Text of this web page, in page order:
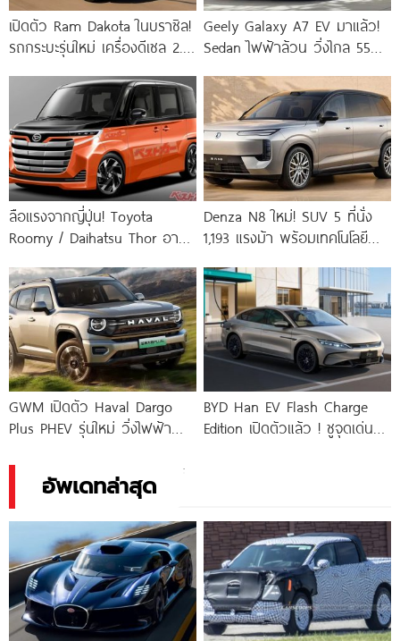
เปิดตัว Ram Dakota ในบราซิล!
รถกระบะรุ่นใหม่ เครื่องดีเซล 2.2
Geely Galaxy A7 EV มาแล้ว!
Sedan ไฟฟ้าล้วน วิ่งไกล 550
ลือแรงจากญี่ปุ่น! Toyota
Roomy / Daihatsu Thor อาจ
ครั้งแรก ภายในปี 2026
Denza N8 ใหม่! SUV 5 ที่นั่ง
1,193 แรงม้า พร้อมเทคโนโลยี
GWM เปิดตัว Haval Dargo
Plus PHEV รุ่นใหม่ วิ่งไฟฟ้า
BYD Han EV Flash Charge
Edition เปิดตัวแล้ว ! ชูจุดเด่น
อัพเดทล่าสุด